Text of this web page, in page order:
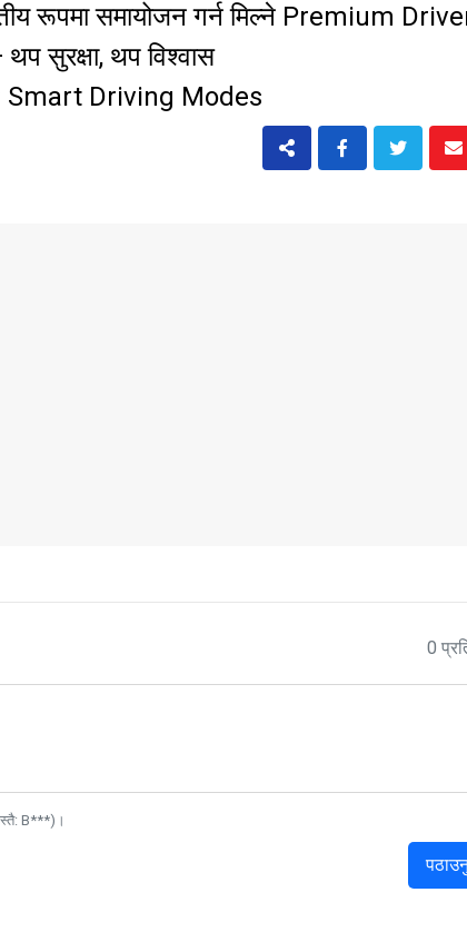
रूपमा समायोजन गर्न मिल्ने Premium
सुरक्षा, थप विश्वास
४ Smart Driving Modes
0
B***)।